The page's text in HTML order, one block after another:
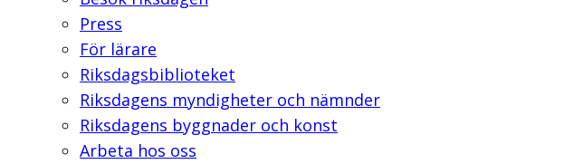
Press
För lärare
Riksdagsbiblioteket
Riksdagens myndigheter och nämnder
Riksdagens byggnader och konst
Arbeta hos oss